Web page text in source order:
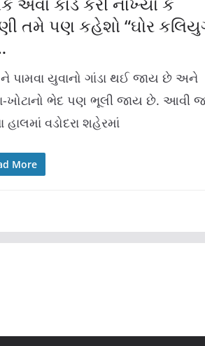
તમે પણ કહેશો “ઘોર
પામવા યુવાનો ગાંડા થઈ જાય છે અને
ખોટાનો ભેદ પણ ભૂલી જાય છે. આવી જ
હાલમાં વડોદરા શહેરમાં
More